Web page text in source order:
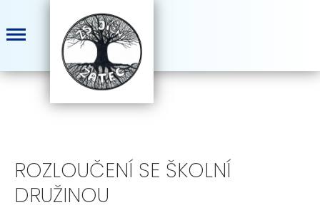
ROZLOUČENÍ SE ŠKOLNÍ
DRUŽINOU